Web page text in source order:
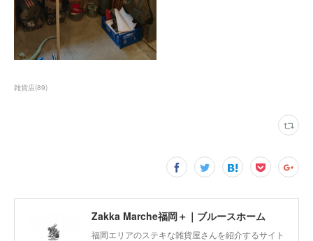
雑貨店(89)
Zakka Marche福岡＋｜ブルースホーム
福岡エリアのステキな雑貨屋さんを紹介するサイト